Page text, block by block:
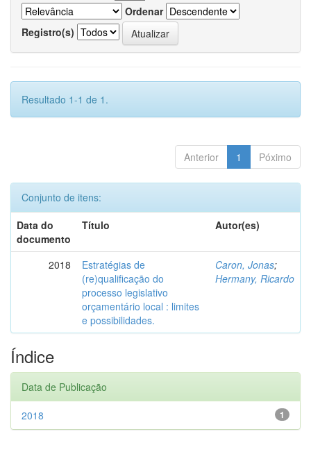
Ordenar
Registro(s)
Resultado 1-1 de 1.
Anterior 1 Póximo
Conjunto de itens:
Data do
documento
Título Autor(es)
2018
Estratégias de
(re)qualificação do
processo legislativo
orçamentário local : limites
e possibilidades.
Caron, Jonas;
Hermany, Ricardo
Índice
Data de Publicação
1
2018